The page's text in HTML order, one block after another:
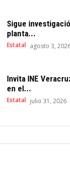
Sigue
planta...
Estatal agosto 3,
Invita INE
en el...
Estatal julio 31, 2026